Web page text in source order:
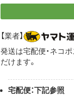
【業者】
発送は宅配便・ネコ
だけます。
宅配便：下記参照